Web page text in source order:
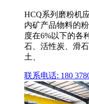
HCQ系列磨粉机
内矿产品物料的
度在6%以下的各
石、活性炭、滑
土、
联系电话: 180